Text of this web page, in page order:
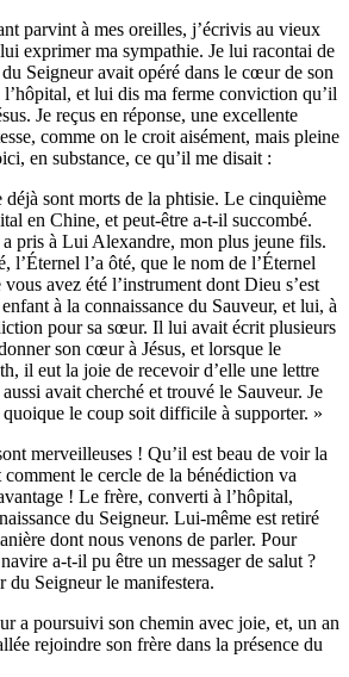
parvint à mes oreilles, j’écrivis au vieux
exprimer ma sympathie. Je lui racontai de
Seigneur avait opéré dans le cœur de son
et lui dis ma ferme conviction qu’il
Je reçus en réponse, une excellente
comme on le croit aisément, mais pleine
en substance, ce qu’il me disait :
déjà sont morts de la phtisie. Le cinquième
en Chine, et peut-être a-t-il succombé.
pris à Lui Alexandre, mon plus jeune fils.
l’Éternel l’a ôté, que le nom de l’Éternel
avez été l’instrument dont Dieu s’est
à la connaissance du Sauveur, et lui, à
pour sa sœur. Il lui avait écrit plusieurs
son cœur à Jésus, et lorsque le
il eut la joie de recevoir d’elle une lettre
avait cherché et trouvé le Sauveur. Je
le coup soit difficile à supporter. »
merveilleuses ! Qu’il est beau de voir la
le cercle de la bénédiction va
! Le frère, converti à l’hôpital,
du Seigneur. Lui-même est retiré
dont nous venons de parler. Pour
a-t-il pu être un messager de salut ?
du Seigneur le manifestera.
a poursuivi son chemin avec joie, et, un an
rejoindre son frère dans la présence du